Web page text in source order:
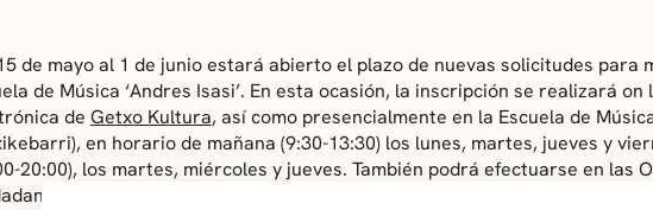
de mayo al 1 de junio estará abierto el plazo de nuevas solicitudes para
de Música ‘Andres Isasi’. En esta ocasión, la inscripción se realizará
de Getxo Kultura, así como presencialmente en la Escuela de
en horario de mañana (9:30-13:30) los lunes, martes, jueves y
20:00), los martes, miércoles y jueves. También podrá efectuarse en las
y En el Euskaltegi Municipal, en los horarios habituales de dichos